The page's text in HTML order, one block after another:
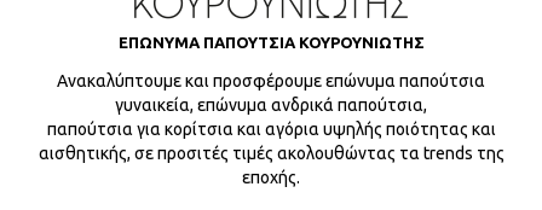
ΕΠΩΝΥΜΑ ΠΑΠΟΥΤΣΙΑ ΚΟΥΡΟΥΝΙΩΤΗΣ
Ανακαλύπτουμε και προσφέρουμε επώνυμα παπούτσια
γυναικεία, επώνυμα ανδρικά παπούτσια,
παπούτσια για κορίτσια και αγόρια υψηλής ποιότητας και
αισθητικής, σε προσιτές τιμές ακολουθώντας τα trends της
εποχής.